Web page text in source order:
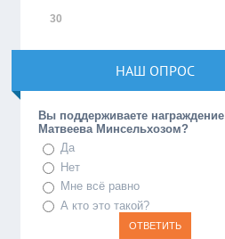
30
НАШ ОПРОС
Вы поддерживаете награждение
Матвеева Минсельхозом?
Да
Нет
Мне всё равно
А кто это такой?